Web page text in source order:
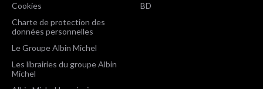
Cookies
Charte de protection des
données personnelles
Le Groupe Albin Michel
Les librairies du groupe Albin
Michel
BD